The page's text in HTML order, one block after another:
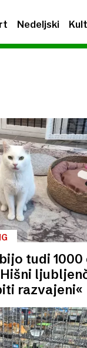
Nedeljski
tudi
razvajeni«